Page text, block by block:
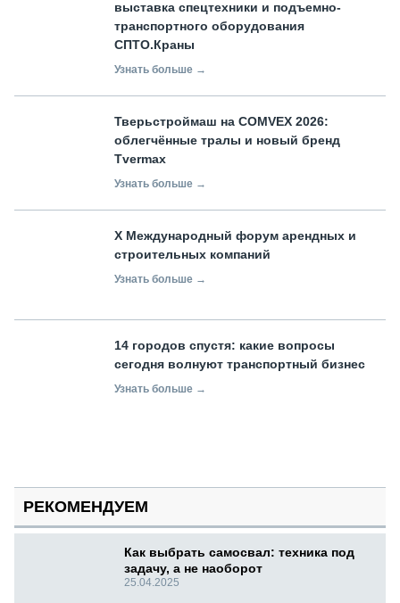
выставка спецтехники и подъемно-
транспортного оборудования
СПТО.Краны
Узнать больше →
Тверьстроймаш на COMVEX 2026:
облегчённые тралы и новый бренд
Tvermax
Узнать больше →
X Международный форум арендных и
строительных компаний
Узнать больше →
14 городов спустя: какие вопросы
сегодня волнуют транспортный бизнес
Узнать больше →
РЕКОМЕНДУЕМ
Как выбрать самосвал: техника под
задачу, а не наоборот
25.04.2025